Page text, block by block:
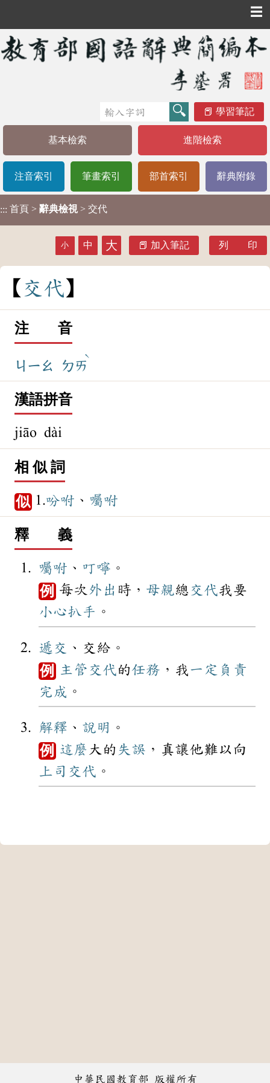
☰
學習筆記
基本檢索 進階檢索
注音索引 筆畫索引 部首索引 辭典附錄
::: 首頁 > 辭典檢視 > 交代
小 中 大 加入筆記 列 印
交 代
注 音
ㄐㄧㄠ ㄉㄞ
ˋ
漢語拼音
jiāo dài
相 似 詞
似 1.吩咐 、 囑咐
釋 義
囑咐 、 叮嚀 。
例 每次 外出 時， 母親總 交代我要
小心扒手 。
遞交 、交給。
例 主管 交代的任務 ，我一定 負責
完成 。
解釋 、 說明 。
例 這麼 大的 失誤 ，真讓他難以向
上司 交代 。
中華民國教育部 版權所有